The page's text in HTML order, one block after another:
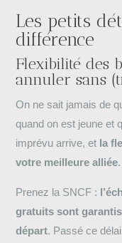
Les petits
différence
Flexibilité des
annuler sans
On ne sait jamais de
quand on est jeune et
imprévu arrive, et la
votre meilleure alliée.
Prenez la SNCF :
gratuits sont
départ. Passé ce